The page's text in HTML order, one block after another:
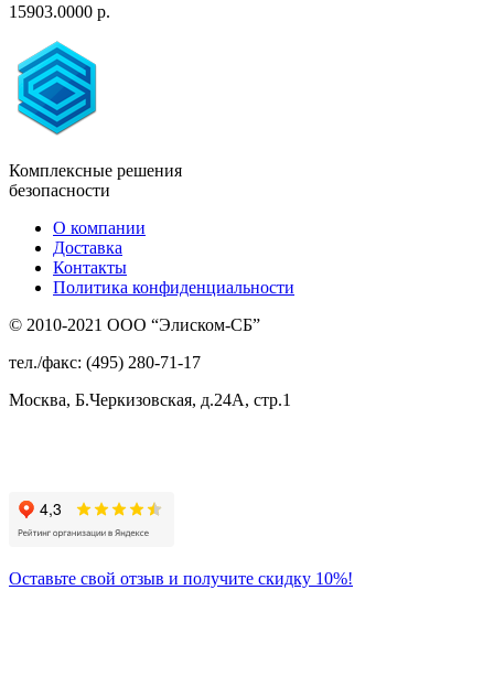
15903.0000 р.
Комплексные решения
безопасности
О компании
Доставка
Контакты
Политика конфиденциальности
© 2010-2021 ООО “Элиском-СБ”
тел./факс: (495) 280-71-17
Москва, Б.Черкизовская, д.24А, стр.1
Оставьте свой отзыв и получите скидку 10%!